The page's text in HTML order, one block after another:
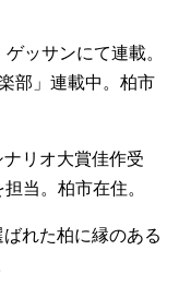
ッサンにて連載。
部」連載中。柏市
ナリオ大賞佳作受
当。柏市在住。
れた柏に縁のある